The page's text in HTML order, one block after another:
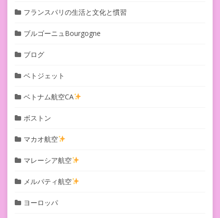
フランスパリの生活と文化と慣習
ブルゴーニュBourgogne
ブログ
ベトジェット
ベトナム航空CA
ボストン
マカオ航空
マレーシア航空
メルパティ航空
ヨーロッパ